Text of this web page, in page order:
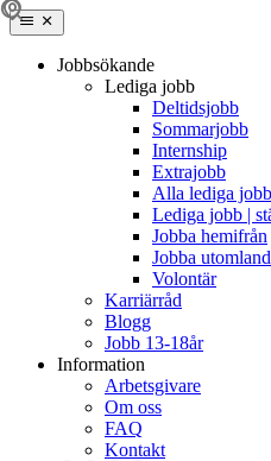
Jobbsökande
Lediga jobb
Deltidsjobb
Sommarjobb
Internship
Extrajobb
Alla lediga jobb
Lediga jobb |
Jobba hemifrån
Jobba
Volontär
Karriärråd
Blogg
Jobb 13-18år
Information
Arbetsgivare
Om oss
FAQ
Kontakt